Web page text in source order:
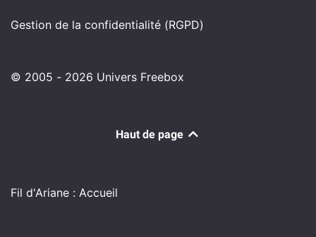
Gestion de la confidentialité (RGPD)
© 2005 - 2026 Univers Freebox
Haut de page
Fil d'Ariane : Accueil